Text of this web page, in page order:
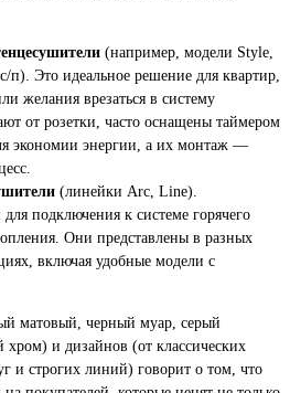
(например, модели Style,
Это идеальное решение для квартир,
желания врезаться в систему
от розетки, часто оснащены таймером
экономии энергии, а их монтаж —
(линейки Arc, Line).
подключения к системе горячего
Они представлены в разных
включая удобные модели с
матовый, черный муар, серый
и дизайнов (от классических
и строгих линий) говорит о том, что